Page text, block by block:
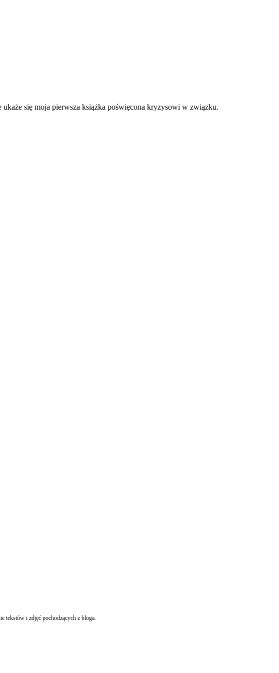
się moja pierwsza książka poświęcona kryzysowi w związku.
tekstów i zdjęć pochodzących z bloga.